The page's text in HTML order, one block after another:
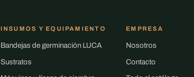
INSUMOS Y EQUIPAMIENTO
Bandejas de germinación LUCA
Sustratos
EMPRESA
Nosotros
Contacto